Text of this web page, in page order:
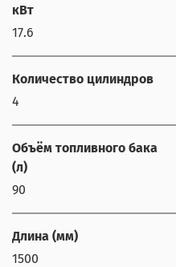
кВт
17.6
Количество цилиндров
4
Объём топливного бака
(л)
90
Длина (мм)
1500